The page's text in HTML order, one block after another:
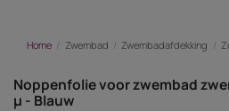
Home Zwembad Zwembadafdekking
Noppenfolie voor zwembad
µ - Blauw